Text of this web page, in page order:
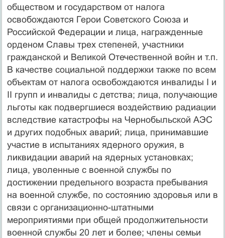
обществом и государством от налога
освобождаются Герои Советского Союза и
Российской Федерации и лица, награж­денные
орденом Славы трех степеней, участники
гражданской и Великой Отечест­венной войн и т.п.
В качестве социальной поддержки также по всем
объектам от налога освобождаются инвалиды I и
II групп и инвалиды с детства; лица, получаю­щие
льготы как подвергшиеся воздействию радиации
вследствие катастрофы на Чернобыльской АЭС
и других подобных аварий; лица, принимавшие
участие в испытаниях ядерного оружия, в
ликвидации аварий на ядерных установках;
лица, уволенные с военной службы по
достижении предельного возраста пребывания
на военной службе, по состоянию здоровья или в
связи с организационно-штатными
мероприятиями при общей продолжительности
военной службы 20 лет и более; члены семьи